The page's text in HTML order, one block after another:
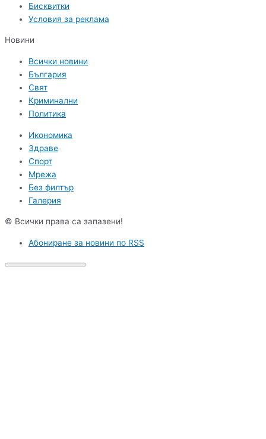
Бисквитки
Условия за реклама
Новини
Всички новини
България
Свят
Криминални
Политика
Икономика
Здраве
Спорт
Мрежа
Без филтър
Галерия
© Всички права са запазени!
Абониране за новини по RSS